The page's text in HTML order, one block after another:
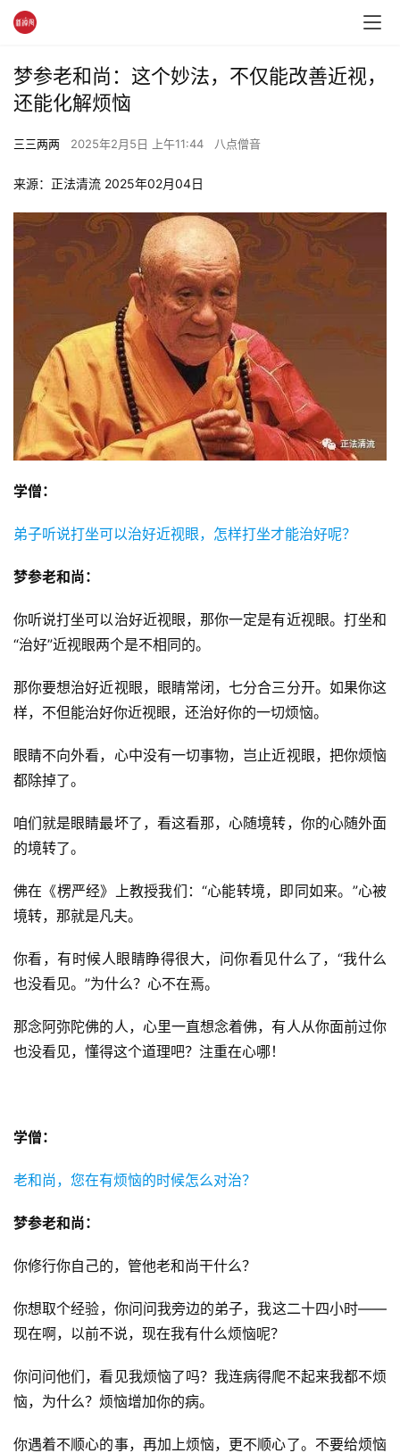
梦参老和尚：这个妙法，不仅能改善近视，
还能化解烦恼
三三两两 2025年2月5日 上午11:44 八点僧音
来源：正法清流 2025年02月04日
学僧：
弟子听说打坐可以治好近视眼，怎样打坐才能治好呢？
梦参老和尚：
你听说打坐可以治好近视眼，那你一定是有近视眼。打坐和
“治好”近视眼两个是不相同的。
那你要想治好近视眼，眼睛常闭，七分合三分开。如果你这
样，不但能治好你近视眼，还治好你的一切烦恼。
眼睛不向外看，心中没有一切事物，岂止近视眼，把你烦恼
都除掉了。
咱们就是眼睛最坏了，看这看那，心随境转，你的心随外面
的境转了。
佛在《楞严经》上教授我们：“心能转境，即同如来。”心被
境转，那就是凡夫。
你看，有时候人眼睛睁得很大，问你看见什么了，“我什么
也没看见。”为什么？心不在焉。
那念阿弥陀佛的人，心里一直想念着佛，有人从你面前过你
也没看见，懂得这个道理吧？注重在心哪！
学僧：
老和尚，您在有烦恼的时候怎么对治？
梦参老和尚：
你修行你自己的，管他老和尚干什么？
你想取个经验，你问问我旁边的弟子，我这二十四小时——
现在啊，以前不说，现在我有什么烦恼呢？
你问问他们，看见我烦恼了吗？我连病得爬不起来我都不烦
恼，为什么？烦恼增加你的病。
你遇着不顺心的事，再加上烦恼，更不顺心了。不要给烦恼